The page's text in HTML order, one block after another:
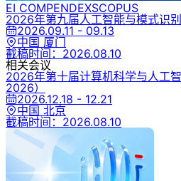
EI COMPENDEXSCOPUS
2026年第九届人工智能与模式识
2026.09.11 - 09.13
中国 厦门
截稿时间： 2026.08.10
相关会议
2026年第十届计算机科学与人工
2026）
2026.12.18 - 12.21
中国 北京
截稿时间： 2026.08.10